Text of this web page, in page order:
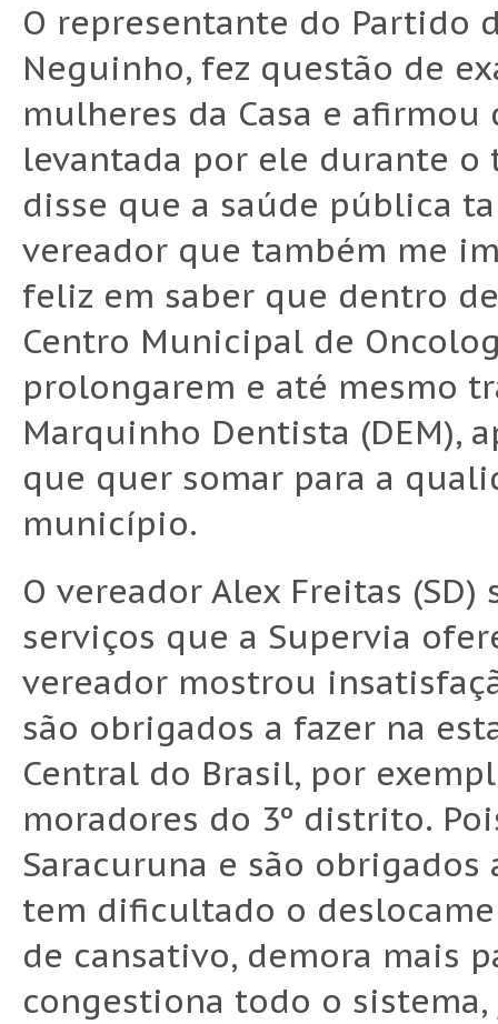
O representante do Partido
Neguinho, fez questão de
mulheres da Casa e afirmou
levantada por ele durante o
disse que a saúde pública
vereador que também me
feliz em saber que dentro
Centro Municipal de
prolongarem e até mesmo
Marquinho Dentista (DEM),
que quer somar para a
município.
O vereador Alex Freitas
serviços que a Supervia
vereador mostrou
são obrigados a fazer na
Central do Brasil, por
moradores do 3º distrito.
Saracuruna e são
tem dificultado o
de cansativo, demora mais
congestiona todo o